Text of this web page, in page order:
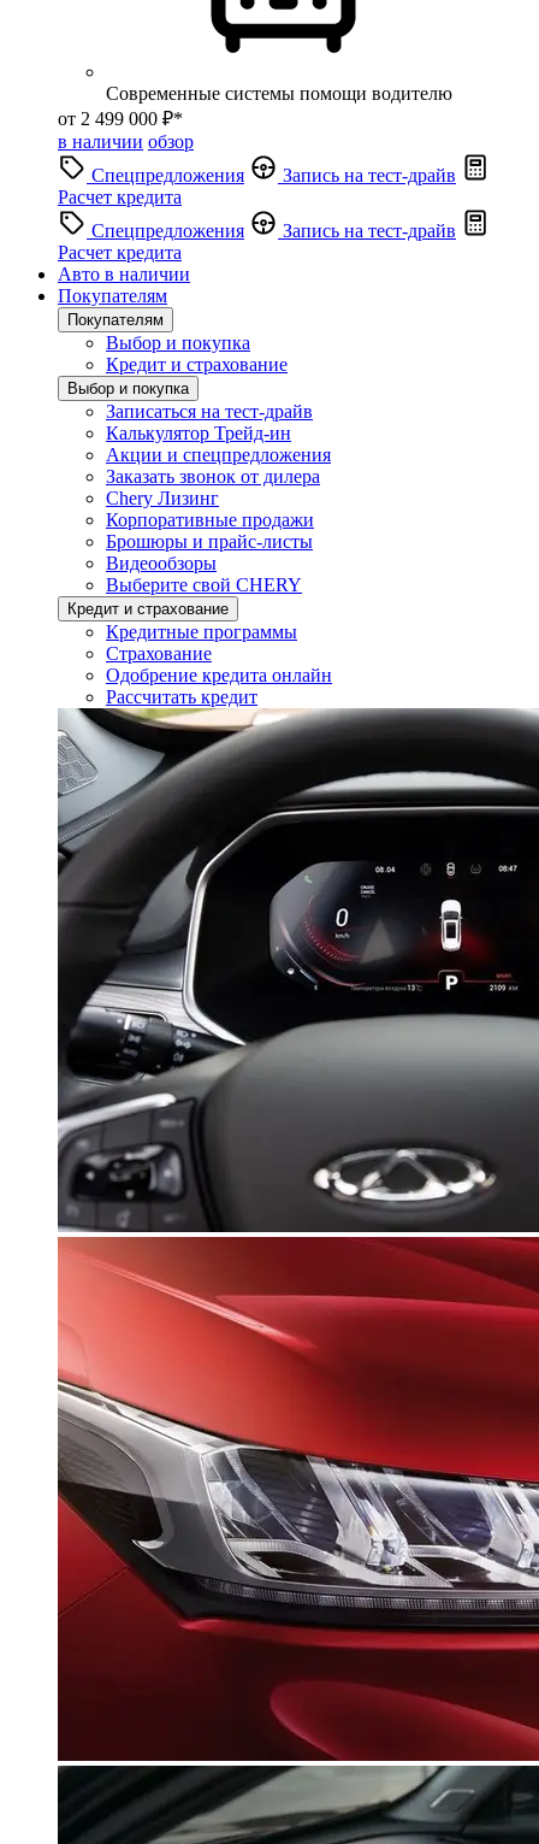
Современные системы помощи водителю
от 2 499 000 ₽*
в наличии обзор
Спецпредложения
Запись на тест-драйв
Расчет кредита
Спецпредложения
Запись на тест-драйв
Расчет кредита
Авто в наличии
Покупателям
Покупателям
Выбор и покупка
Кредит и страхование
Выбор и покупка
Записаться на тест-драйв
Калькулятор Трейд-ин
Акции и спецпредложения
Заказать звонок от дилера
Chery Лизинг
Корпоративные продажи
Брошюры и прайс-листы
Видеообзоры
Выберите свой CHERY
Кредит и страхование
Кредитные программы
Страхование
Одобрение кредита онлайн
Рассчитать кредит